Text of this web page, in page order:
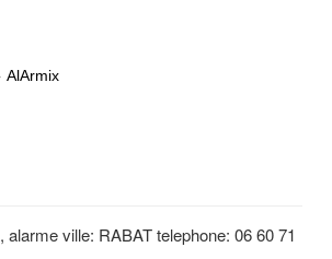
AlArmix
ville: RABAT telephone: 06 60 71